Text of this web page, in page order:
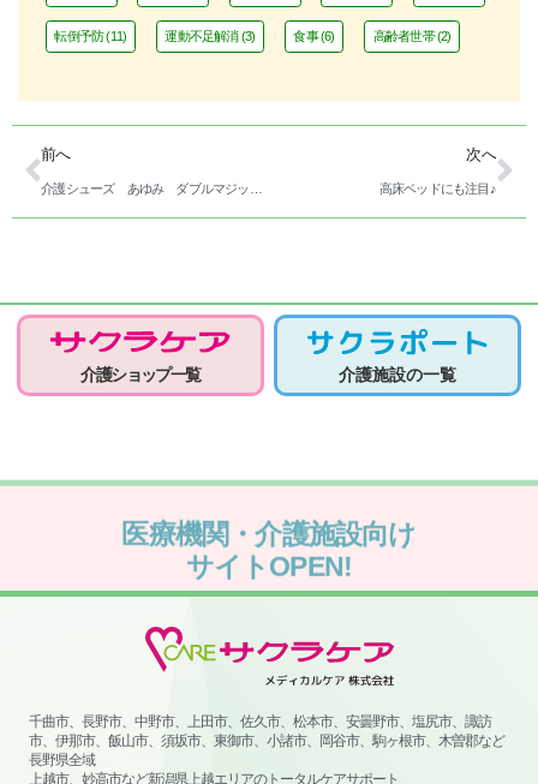
転倒予防(11) 運動不足解消(3) 食事(6) 高齢者世帯(2)
前へ 次へ
高床ベッドにも注目♪
介護ショップ一覧 介護施設の一覧
サイトはこちらから
千曲市、長野市、中野市、上田市、佐久市、松本市、安曇野市、塩尻市、諏訪
市、伊那市、飯山市、須坂市、東御市、小諸市、岡谷市、駒ヶ根市、木曽郡など
長野県全域
上越市、妙高市など新潟県上越エリアのトータルケアサポート